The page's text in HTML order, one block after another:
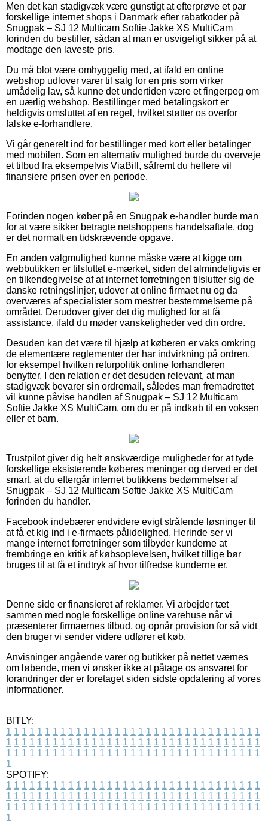
Men det kan stadigvæk være gunstigt at efterprøve et par
forskellige internet shops i Danmark efter rabatkoder på
Snugpak – SJ 12 Multicam Softie Jakke XS MultiCam
forinden du bestiller, sådan at man er usvigeligt sikker på at
modtage den laveste pris.
Du må blot være omhyggelig med, at ifald en online
webshop udlover varer til salg for en pris som virker
umådelig lav, så kunne det undertiden være et fingerpeg om
en uærlig webshop. Bestillinger med betalingskort er
heldigvis omsluttet af en regel, hvilket støtter os overfor
falske e-forhandlere.
Vi går generelt ind for bestillinger med kort eller betalinger
med mobilen. Som en alternativ mulighed burde du overveje
et tilbud fra eksempelvis ViaBill, såfremt du hellere vil
finansiere prisen over en periode.
Forinden nogen køber på en Snugpak e-handler burde man
for at være sikker betragte netshoppens handelsaftale, dog
er det normalt en tidskrævende opgave.
En anden valgmulighed kunne måske være at kigge om
webbutikken er tilsluttet e-mærket, siden det almindeligvis er
en tilkendegivelse af at internet forretningen tilslutter sig de
danske retningslinjer, udover at online firmaet nu og da
overværes af specialister som mestrer bestemmelserne på
området. Derudover giver det dig mulighed for at få
assistance, ifald du møder vanskeligheder ved din ordre.
Desuden kan det være til hjælp at køberen er vaks omkring
de elementære reglementer der har indvirkning på ordren,
for eksempel hvilken returpolitik online forhandleren
benytter. I den relation er det desuden relevant, at man
stadigvæk bevarer sin ordremail, således man fremadrettet
vil kunne påvise handlen af Snugpak – SJ 12 Multicam
Softie Jakke XS MultiCam, om du er på indkøb til en voksen
eller et barn.
Trustpilot giver dig helt ønskværdige muligheder for at tyde
forskellige eksisterende køberes meninger og derved er det
smart, at du eftergår internet butikkens bedømmelser af
Snugpak – SJ 12 Multicam Softie Jakke XS MultiCam
forinden du handler.
Facebook indebærer endvidere evigt strålende løsninger til
at få et kig ind i e-firmaets pålidelighed. Herinde ser vi
mange internet forretninger som tilbyder kunderne at
frembringe en kritik af købsoplevelsen, hvilket tillige bør
bruges til at få et indtryk af hvor tilfredse kunderne er.
Denne side er finansieret af reklamer. Vi arbejder tæt
sammen med nogle forskellige online varehuse når vi
præsenterer firmaernes tilbud, og opnår provision for så vidt
den bruger vi sender videre udfører et køb.
Anvisninger angående varer og butikker på nettet værnes
om løbende, men vi ønsker ikke at påtage os ansvaret for
forandringer der er foretaget siden sidste opdatering af vores
informationer.
BITLY:
1 1 1 1 1 1 1 1 1 1 1 1 1 1 1 1 1 1 1 1 1 1 1 1 1 1 1 1 1 1 1 1 1
1 1 1 1 1 1 1 1 1 1 1 1 1 1 1 1 1 1 1 1 1 1 1 1 1 1 1 1 1 1 1 1 1
1 1 1 1 1 1 1 1 1 1 1 1 1 1 1 1 1 1 1 1 1 1 1 1 1 1 1 1 1 1 1 1 1
1
SPOTIFY:
1 1 1 1 1 1 1 1 1 1 1 1 1 1 1 1 1 1 1 1 1 1 1 1 1 1 1 1 1 1 1 1 1
1 1 1 1 1 1 1 1 1 1 1 1 1 1 1 1 1 1 1 1 1 1 1 1 1 1 1 1 1 1 1 1 1
1 1 1 1 1 1 1 1 1 1 1 1 1 1 1 1 1 1 1 1 1 1 1 1 1 1 1 1 1 1 1 1 1
1